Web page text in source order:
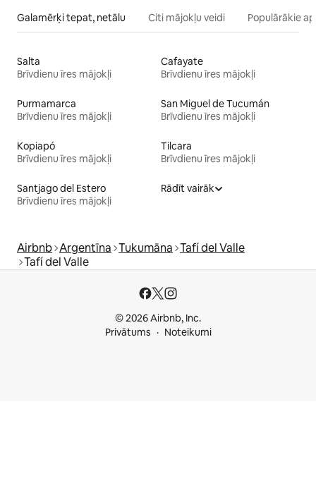
Galamērķi tepat, netālu Citi mājokļu veidi Populārākie
Salta
Brīvdienu īres mājokļi
Cafayate
Brīvdienu īres mājokļi
Purmamarca
Brīvdienu īres mājokļi
San Miguel de Tucumán
Brīvdienu īres mājokļi
Kopiapó
Brīvdienu īres mājokļi
Tilcara
Brīvdienu īres mājokļi
Santjago del Estero
Brīvdienu īres mājokļi
Rādīt vairāk
Airbnb Argentīna Tukumāna Tafí del Valle
Tafí del Valle
© 2026 Airbnb, Inc.
Privātums
Noteikumi